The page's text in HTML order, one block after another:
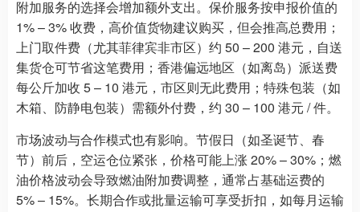
附加服务的选择会增加额外支出。保价服务按申报价值的
1% – 3% 收费，高价值货物建议购买，但会推高总费用；
上门取件费（尤其菲律宾非市区）约 50 – 200 港元，自送
集货仓可节省这笔费用；香港偏远地区（如离岛）派送费
每公斤加收 5 – 10 港元，市区则无此费用；特殊包装（如
木箱、防静电包装）需额外付费，约 30 – 100 港元 / 件。
市场波动与合作模式也有影响。节假日（如圣诞节、春
节）前后，空运仓位紧张，价格可能上涨 20% – 30%；燃
油价格波动会导致燃油附加费调整，通常占基础运费的
5% – 15%。长期合作或批量运输可享受折扣，如每月运输